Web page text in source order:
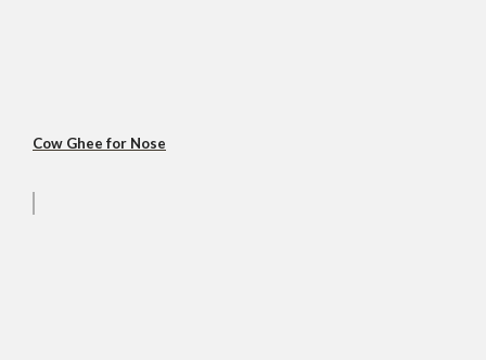
Cow Ghee for Nose